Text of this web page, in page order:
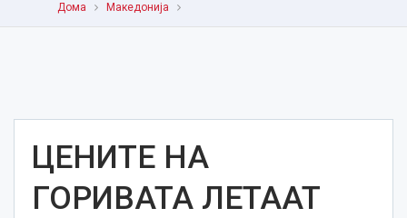
Дома Македонија
ЦЕНИТЕ НА
ГОРИВАТА ЛЕТААТ